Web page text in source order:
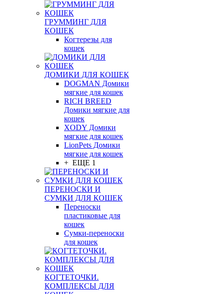
ГРУММИНГ ДЛЯ
КОШЕК
Когтерезы для
кошек
ДОМИКИ ДЛЯ КОШЕК
DOGMAN Домики
мягкие для кошек
RICH BREED
Домики мягкие для
кошек
XODY Домики
мягкие для кошек
LionPets Домики
мягкие для кошек
+ ЕЩЕ 1
ПЕРЕНОСКИ И
СУМКИ ДЛЯ КОШЕК
Переноски
пластиковые для
кошек
Сумки-переноски
для кошек
КОГТЕТОЧКИ.
КОМПЛЕКСЫ ДЛЯ